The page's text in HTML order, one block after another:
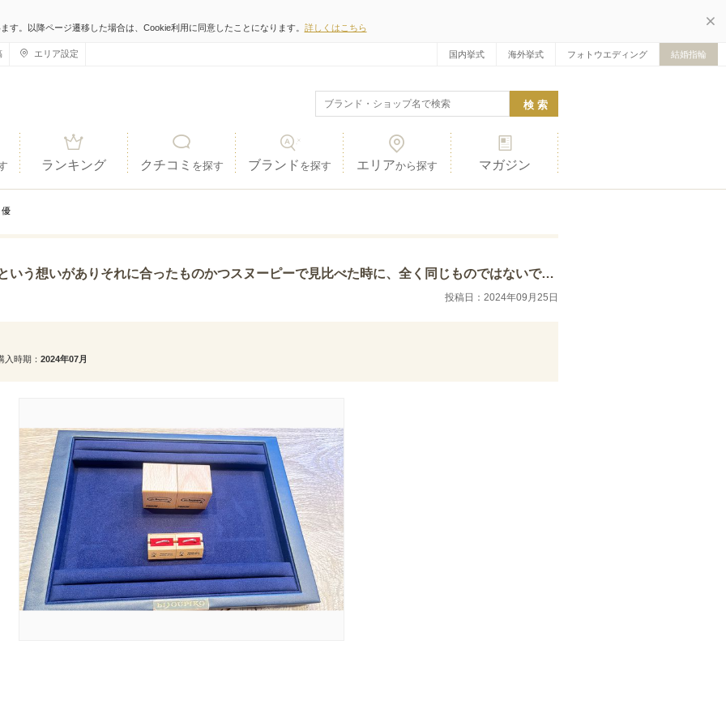
す。以降ページ遷移した場合は、Cookie利用に同意したことになります。 詳しくはこちら
エリア設定 国内挙式 海外挙式 フォトウエディング 結婚指輪
ランキング クチコミ を探す ブランド を探す エリアから探す マガジン
優
に合ったものかつスヌーピーで見比べた時に、全く同じものではないですが外観はほぼ同じかつ、女性らしいデザイン、彼の要望にもあったものでと…
投稿日：2024年09月25日
入時期 2024年07月